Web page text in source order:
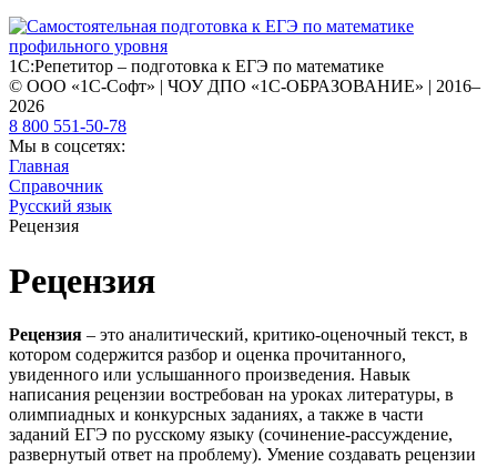
1С:Репетитор – подготовка к ЕГЭ по математике
© ООО «1С-Софт» | ЧОУ ДПО «1С-ОБРАЗОВАНИЕ» | 2016–
2026
8 800 551-50-78
Мы в соцсетях:
Главная
Справочник
Русский язык
Рецензия
Рецензия
Рецензия – это аналитический, критико-оценочный текст, в
котором содержится разбор и оценка прочитанного,
увиденного или услышанного произведения. Навык
написания рецензии востребован на уроках литературы, в
олимпиадных и конкурсных заданиях, а также в части
заданий ЕГЭ по русскому языку (сочинение-рассуждение,
развернутый ответ на проблему). Умение создавать рецензии